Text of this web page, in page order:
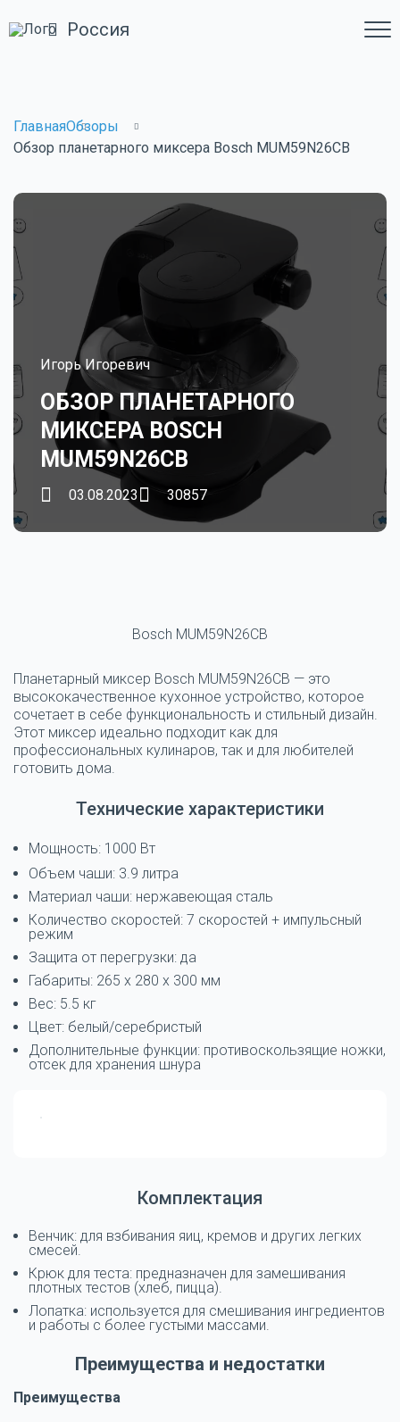
Россия
ГлавнаяОбзоры
Обзор планетарного миксера Bosch MUM59N26CB
Игорь Игоревич
ОБЗОР ПЛАНЕТАРНОГО
МИКСЕРА BOSCH
MUM59N26CB
03.08.2023 30857
Bosch MUM59N26CB
Планетарный миксер Bosch MUM59N26CB — это
высококачественное кухонное устройство, которое
сочетает в себе функциональность и стильный дизайн.
Этот миксер идеально подходит как для
профессиональных кулинаров, так и для любителей
готовить дома.
Технические характеристики
Мощность: 1000 Вт
Объем чаши: 3.9 литра
Материал чаши: нержавеющая сталь
Количество скоростей: 7 скоростей + импульсный
режим
Защита от перегрузки: да
Габариты: 265 x 280 x 300 мм
Вес: 5.5 кг
Цвет: белый/серебристый
Дополнительные функции: противоскользящие ножки,
отсек для хранения шнура
Комплектация
Венчик: для взбивания яиц, кремов и других легких
смесей.
Крюк для теста: предназначен для замешивания
плотных тестов (хлеб, пицца).
Лопатка: используется для смешивания ингредиентов
и работы с более густыми массами.
Преимущества и недостатки
Преимущества